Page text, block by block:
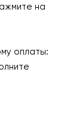
на
оплаты: